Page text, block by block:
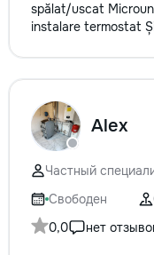
spălat/uscat
instalare termostat
Alex
Частный
Свободен
0,0
нет